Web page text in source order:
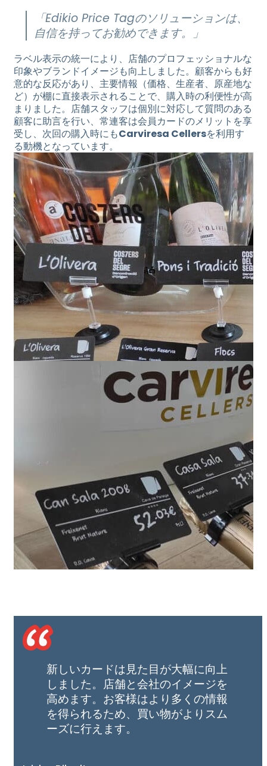
「Edikio Price Tagのソリューションは、
自信を持ってお勧めできます。」
ラベル表示の統一により、店舗のプロフェッショナルな
印象やブランドイメージも向上しました。顧客からも好
意的な反応があり、主要情報（価格、生産者、原産地な
ど）が棚に直接表示されることで、購入時の利便性が高
まりました。店舗スタッフは個別に対応して質問のある
顧客に助言を行い、常連客は会員カードのメリットを享
受し、次回の購入時にもCarviresa Cellersを利用す
る動機となっています。
新しいカードは見た目が大幅に向上
しました。店舗と会社のイメージを
高めます。お客様はより多くの情報
を得られるため、買い物がよりスム
ーズに行えます。